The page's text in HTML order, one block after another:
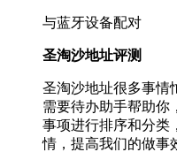
与蓝牙设备配对
圣淘沙地址评测
圣淘沙地址很多事情
需要待办助手帮助你
事项进行排序和分类
情，提高我们的做事